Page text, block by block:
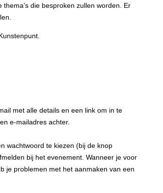
die besproken zullen worden. Er
met alle details en een link om in te
e-mailadres achter.
wachtwoord te kiezen (bij de knop
bij het evenement. Wanneer je voor
je problemen met het aanmaken van een